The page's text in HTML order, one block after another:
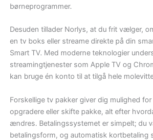
børneprogrammer.
Desuden tillader Norlys, at du frit vælger,
en tv boks eller streame direkte på din
Smart TV. Med moderne teknologier
streamingtjenester som Apple TV og
kan bruge én konto til at tilgå hele
Forskellige tv pakker giver dig mulighed
opgradere eller skifte pakke, alt efter
ændres. Betalingssystemet er simpelt; du
betalingsform, og automatisk kortbetaling